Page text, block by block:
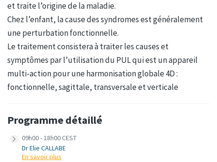
et traite l’origine de la maladie.
Chez l’enfant, la cause des syndromes est généralement
une perturbation fonctionnelle.
Le traitement consistera à traiter les causes et
symptômes par l’utilisation du PUL qui est un appareil
multi-action pour une harmonisation globale 4D :
fonctionnelle, sagittale, transversale et verticale
Programme détaillé
09h00 - 18h00 CEST
Dr Elie CALLABE
En savoir plus